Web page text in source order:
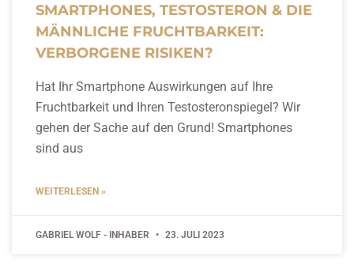
SMARTPHONES, TESTOSTERON & DIE
MÄNNLICHE FRUCHTBARKEIT:
VERBORGENE RISIKEN?
Hat Ihr Smartphone Auswirkungen auf Ihre
Fruchtbarkeit und Ihren Testosteronspiegel? Wir
gehen der Sache auf den Grund! Smartphones
sind aus
WEITERLESEN »
GABRIEL WOLF - INHABER 23. JULI 2023